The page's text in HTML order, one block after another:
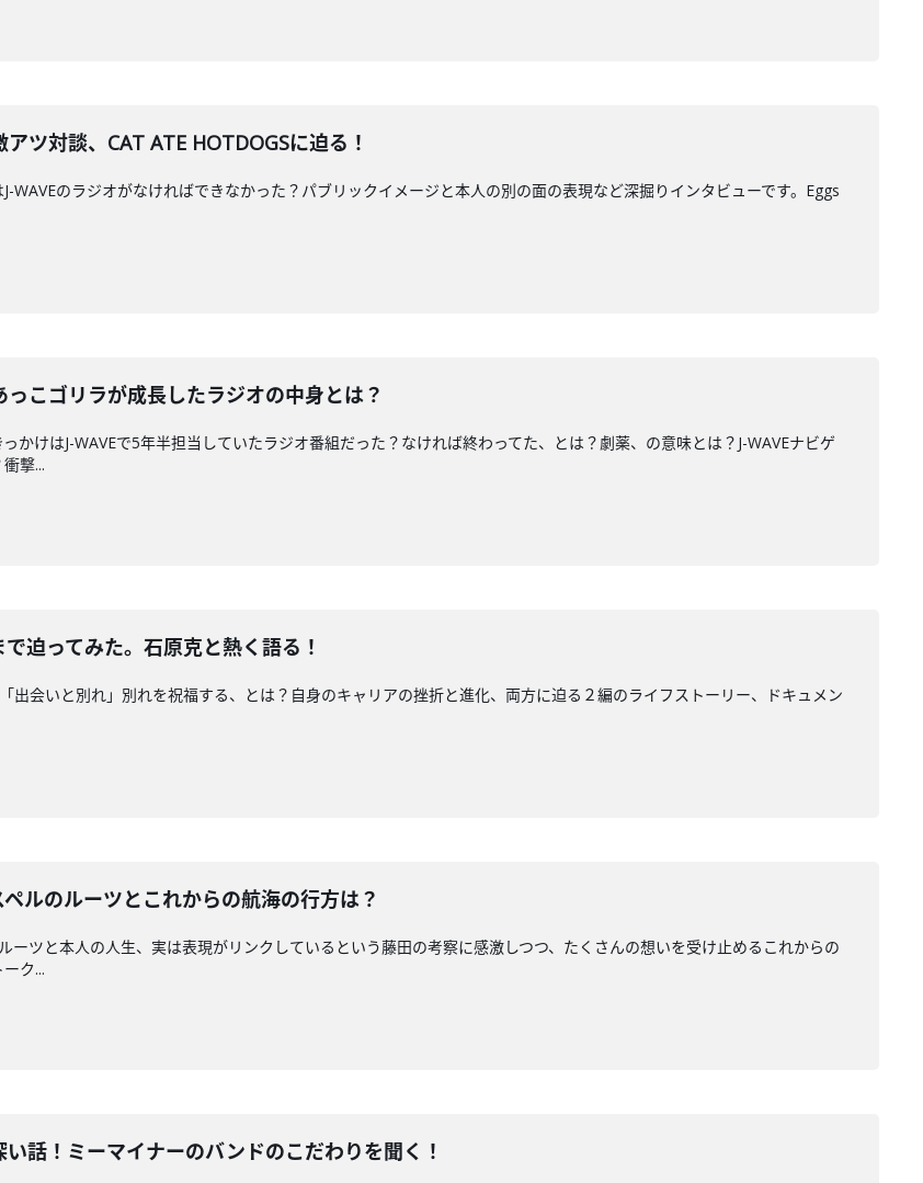
ツ対談、CAT ATE HOTDOGSに迫る！
WAVEのラジオがなければできなかった？パブリックイメージと本人の別の面の表現など深掘りインタビューです。Eggs
こゴリラが成長したラジオの中身とは？
かけはJ-WAVEで5年半担当していたラジオ番組だった？なければ終わってた、とは？劇薬、の意味とは？J-WAVEナビゲ
撃...
迫ってみた。石原克と熱く語る！
出会いと別れ」別れを祝福する、とは？自身のキャリアの挫折と進化、両方に迫る２編のライフストーリー、ドキュメン
ルのルーツとこれからの航海の行方は？
ーツと本人の人生、実は表現がリンクしているという藤田の考察に感激しつつ、たくさんの想いを受け止めるこれからの
ク...
話！ミーマイナーのバンドのこだわりを聞く！